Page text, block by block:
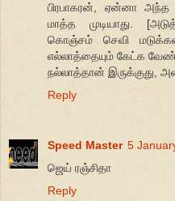
பிரபாகரன், ஏன்னா அந்த
மாத்த முடியாது.
கொஞ்சம் செவி
எல்லாத்தையும் கேட்க
நல்லாத்தான் இருக்குது,
Reply
Speed Master 5
ஜெய் ரஞ்சிதா
Reply